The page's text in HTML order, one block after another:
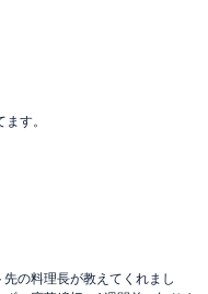
す。
の料理長が教えてくれまし